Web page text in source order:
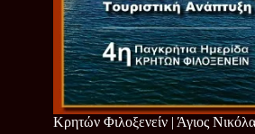
Κρητών Φιλοξενείν | Άγιος